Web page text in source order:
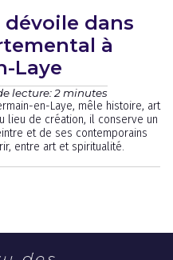
dévoile dans
à
Laye
lecture: 2 minutes
en-Laye, mêle histoire, art
lieu de création, il conserve un
et de ses contemporains
entre art et spiritualité.